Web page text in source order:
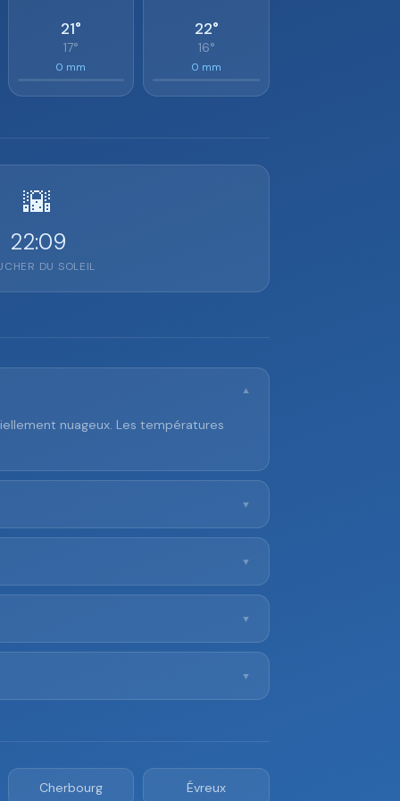
21°
17°
0 mm
22°
16°
0 mm
🌇
22:09
DU SOLEIL
▼
nuageux. Les températures
▼
▼
▼
▼
Cherbourg Évreux